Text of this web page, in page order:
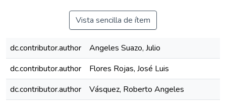
Vista sencilla de ítem
dc.contributor.author
Angeles Suazo, Julio
dc.contributor.author
Flores Rojas, José Luis
dc.contributor.author
Vásquez, Roberto Angeles